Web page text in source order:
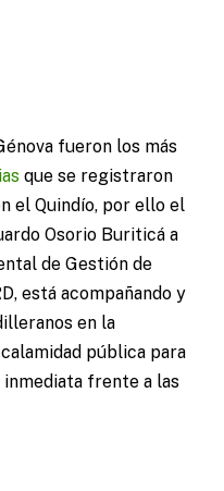
fueron los más
que se registraron
el Quindío, por ello el
Osorio Buriticá a
de Gestión de
está acompañando y
en la
pública para
frente a las